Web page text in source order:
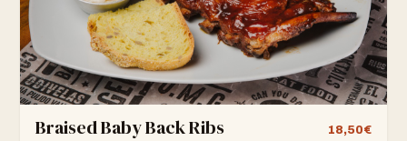
Braised Baby Back Ribs
18,50€